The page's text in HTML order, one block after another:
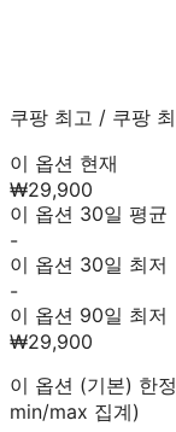
쿠팡 최고 / 쿠팡
이 옵션 현재
₩29,900
이 옵션 30일 평균
-
이 옵션 30일 최저
-
이 옵션 90일 최저
₩29,900
이 옵션 (기본) 한
min/max 집계)